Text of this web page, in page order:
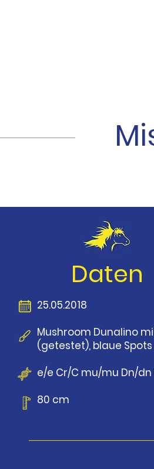
Daten
25.05.2018
Mushroom Dunalino
(getestet), blaue
e/e Cr/C mu/mu Dn/dn
80 cm